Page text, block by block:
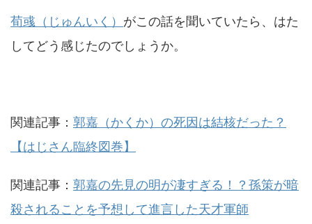
荀彧（じゅんいく） がこの話を聞いていたら、はた
してどう感じたのでしょうか。
関連記事： 郭嘉（かくか）の死因は結核だった？
【はじさん臨終図巻】
関連記事： 郭嘉の先見の明が凄すぎる！？孫策が暗
殺されることを予想して進言した天才軍師